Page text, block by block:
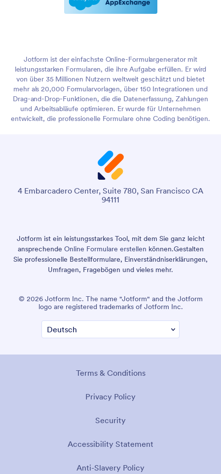
Jotform ist der einfachste Online-Formulargenerator mit
leistungsstarken Formularen, die ihre Aufgabe erfüllen. Er wird
von über 35 Millionen Nutzern weltweit geschätzt und bietet
mehr als 20,000 Formularvorlagen, über 150 Integrationen und
Drag-and-Drop-Funktionen, die die Datenerfassung, Zahlungen
und Arbeitsabläufe optimieren. Er wurde für Unternehmen
entwickelt, die professionelle Formulare ohne Coding benötigen.
4 Embarcadero Center, Suite 780, San Francisco CA
94111
Jotform ist ein leistungsstarkes Tool, mit dem Sie ganz leicht
ansprechende Online Formulare erstellen können.Gestalten
Sie professionelle Bestellformulare, Einverständniserklärungen,
Umfragen, Fragebögen und vieles mehr.
© 2026 Jotform Inc. The name "Jotform" and the Jotform
logo are registered trademarks of Jotform Inc.
Terms & Conditions
Privacy Policy
Security
Accessibility Statement
Anti-Slavery Policy